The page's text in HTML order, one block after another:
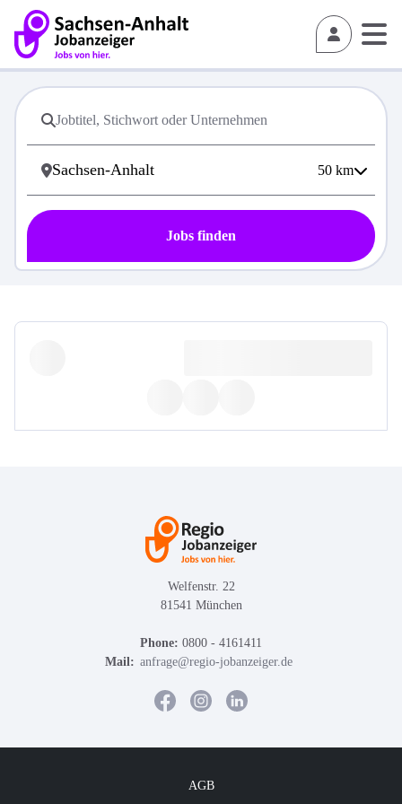
50 km
Jobs finden
Welfenstr. 22
81541 München
Phone: 0800 - 4161411
Mail: anfrage@regio-jobanzeiger.de
AGB